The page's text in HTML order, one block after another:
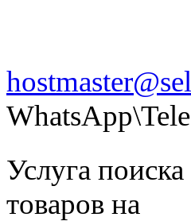
Услуга поиска
товаров на